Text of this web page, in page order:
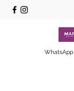
WhatsApp